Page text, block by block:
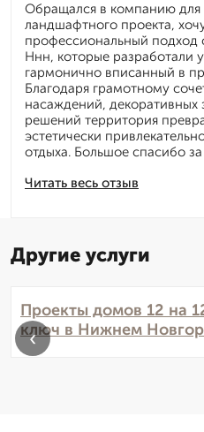
Читать весь отзыв
Обращался в компанию для
ландшафтного проекта,
профессиональный подход
Ннн, которые разработали
гармонично вписанный в
Благодаря грамотному
насаждений,
решений территория
эстетически
отдыха. Большое спасибо
Другие услуги
Проекты домов 12 на
ключ в Нижнем
‹